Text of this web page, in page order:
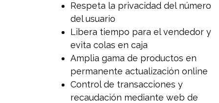
Respeta la privacidad del número
del usuario
Libera tiempo para el vendedor y
evita colas en caja
Amplia gama de productos en
permanente actualización online
Control de transacciones y
recaudación mediante web de